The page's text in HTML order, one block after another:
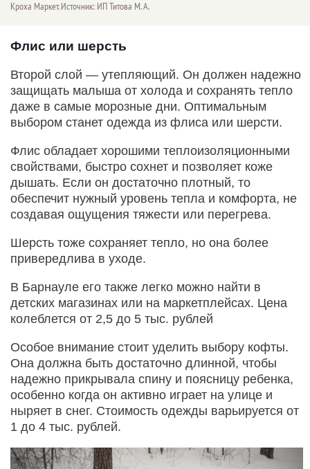
Кроха Маркет. Источник: ИП Титова М. А.
Флис или шерсть
Второй слой — утепляющий. Он должен надежно
защищать малыша от холода и сохранять тепло
даже в самые морозные дни. Оптимальным
выбором станет одежда из флиса или шерсти.
Флис обладает хорошими теплоизоляционными
свойствами, быстро сохнет и позволяет коже
дышать. Если он достаточно плотный, то
обеспечит нужный уровень тепла и комфорта, не
создавая ощущения тяжести или перегрева.
Шерсть тоже сохраняет тепло, но она более
привередлива в уходе.
В Барнауле его также легко можно найти в
детских магазинах или на маркетплейсах. Цена
колеблется от 2,5 до 5 тыс. рублей
Особое внимание стоит уделить выбору кофты.
Она должна быть достаточно длинной, чтобы
надежно прикрывала спину и поясницу ребенка,
особенно когда он активно играет на улице и
ныряет в снег. Стоимость одежды варьируется от
1 до 4 тыс. рублей.